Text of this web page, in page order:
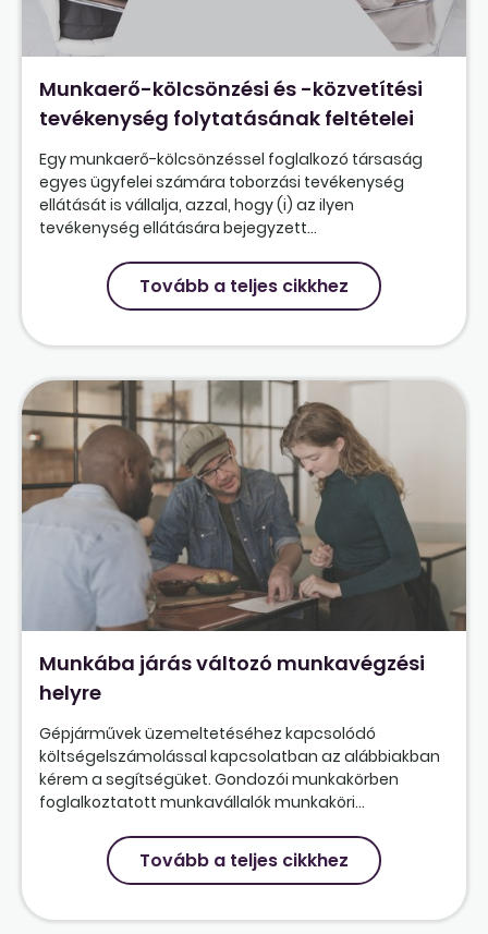
Munkaerő-kölcsönzési és -közvetítési
tevékenység folytatásának feltételei
Egy munkaerő-kölcsönzéssel foglalkozó társaság
egyes ügyfelei számára toborzási tevékenység
ellátását is vállalja, azzal, hogy (i) az ilyen
tevékenység ellátására bejegyzett...
Tovább a teljes cikkhez
Munkába járás változó munkavégzési
helyre
Gépjárművek üzemeltetéséhez kapcsolódó
költségelszámolással kapcsolatban az alábbiakban
kérem a segítségüket. Gondozói munkakörben
foglalkoztatott munkavállalók munkaköri...
Tovább a teljes cikkhez